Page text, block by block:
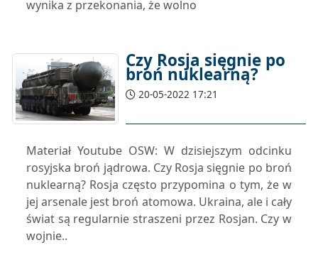
wynika z przekonania, że wolno
Czy Rosja sięgnie po
broń nuklearną?
20-05-2022 17:21
Materiał Youtube OSW: W dzisiejszym odcinku
rosyjska broń jądrowa. Czy Rosja sięgnie po broń
nuklearną? Rosja często przypomina o tym, że w
jej arsenale jest broń atomowa. Ukraina, ale i cały
świat są regularnie straszeni przez Rosjan. Czy w
wojnie..